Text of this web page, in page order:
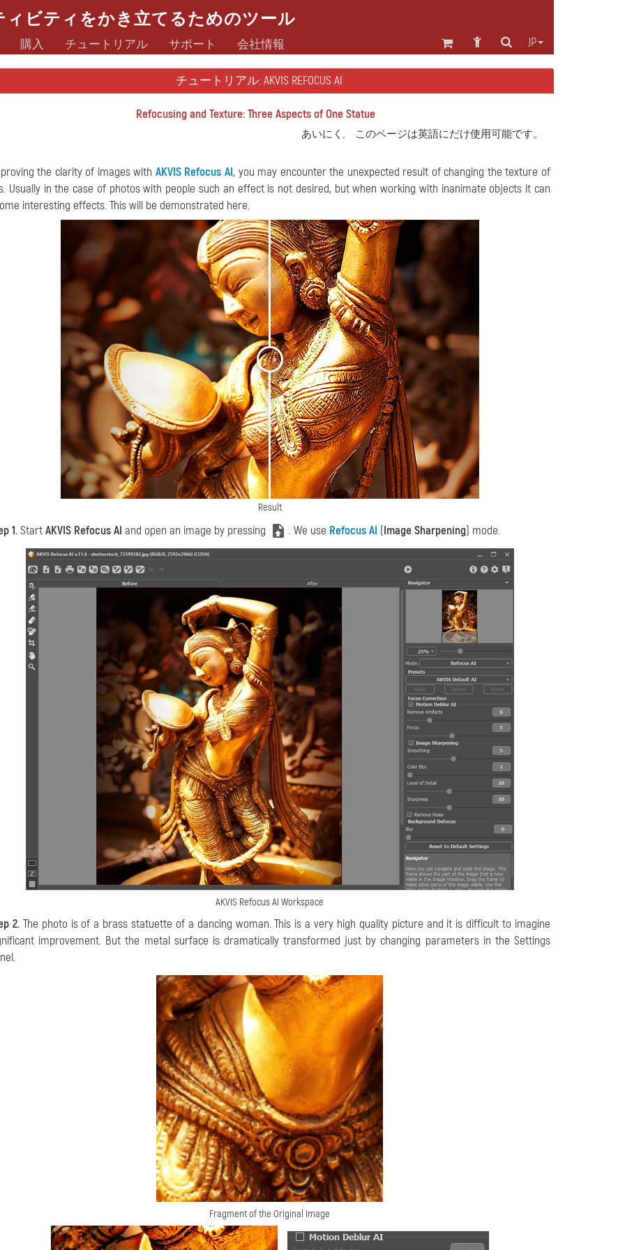
ィビティをかき立てるためのツール
JP
購入 チュートリアル サポート 会社情報
チュートリアル: AKVIS REFOCUS AI
Refocusing and Texture: Three Aspects of One Statue
あいにく, このページは英語にだけ使用可能です。
the clarity of images with AKVIS Refocus AI, you may encounter the unexpected result of changing the texture of
Usually in the case of photos with people such an effect is not desired, but when working with inanimate objects it can
interesting effects. This will be demonstrated here.
< >
Result
1.StartAKVIS Refocus AI and open an image by pressing . We use Refocus AI (Image Sharpening) mode.
AKVIS Refocus AI Workspace
2.The photo is of a brass statuette of a dancing woman. This is a very high quality picture and it is difficult to imagine
improvement. But the metal surface is dramatically transformed just by changing parameters in the Settings
Fragment of the Original Image